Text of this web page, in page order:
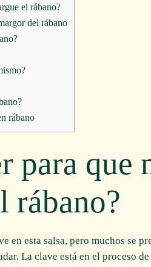
el rábano?
del rábano
rábano
para que
rábano?
en esta salsa, pero muchos se
La clave está en el proceso